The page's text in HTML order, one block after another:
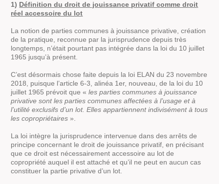
1) Définition du droit de jouissance privatif comme droit
réel accessoire du lot
La notion de parties communes à jouissance privative, création
de la pratique, reconnue par la jurisprudence depuis très
longtemps, n’était pourtant pas intégrée dans la loi du 10 juillet
1965 jusqu’à présent.
C’est désormais chose faite depuis la loi ELAN du 23 novembre
2018, puisque l’article 6-3, alinéa 1er, nouveau, de la loi du 10
juillet 1965 prévoit que « les parties communes à jouissance
privative sont les parties communes affectées à l’usage et à
l’utilité exclusifs d’un lot. Elles appartiennent indivisément à tous
les copropriétaires ».
La loi intègre la jurisprudence intervenue dans des arrêts de
principe concernant le droit de jouissance privatif, en précisant
que ce droit est nécessairement accessoire au lot de
copropriété auquel il est attaché et qu’il ne peut en aucun cas
constituer la partie privative d’un lot.